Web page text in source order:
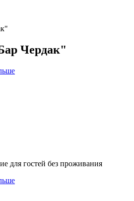
Чердак"
для гостей без проживания